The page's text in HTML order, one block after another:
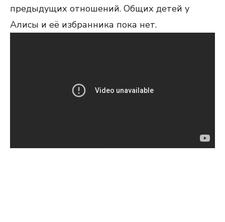
предыдущих отношений. Общих детей у
Алисы и её избранника пока нет.